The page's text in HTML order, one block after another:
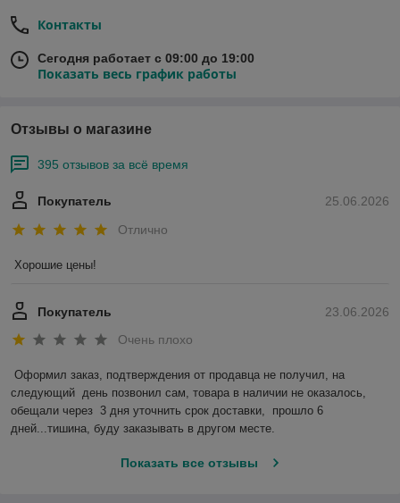
Контакты
Сегодня работает с 09:00 до 19:00
Показать весь график работы
Отзывы о магазине
395 отзывов за всё время
25.06.2026
Покупатель
Отлично
Хорошие цены!
23.06.2026
Покупатель
Очень плохо
Оформил заказ, подтверждения от продавца не получил, на
следующий  день позвонил сам, товара в наличии не оказалось,
обещали через  3 дня уточнить срок доставки,  прошло 6
дней...тишина, буду заказывать в другом месте.
Показать все отзывы